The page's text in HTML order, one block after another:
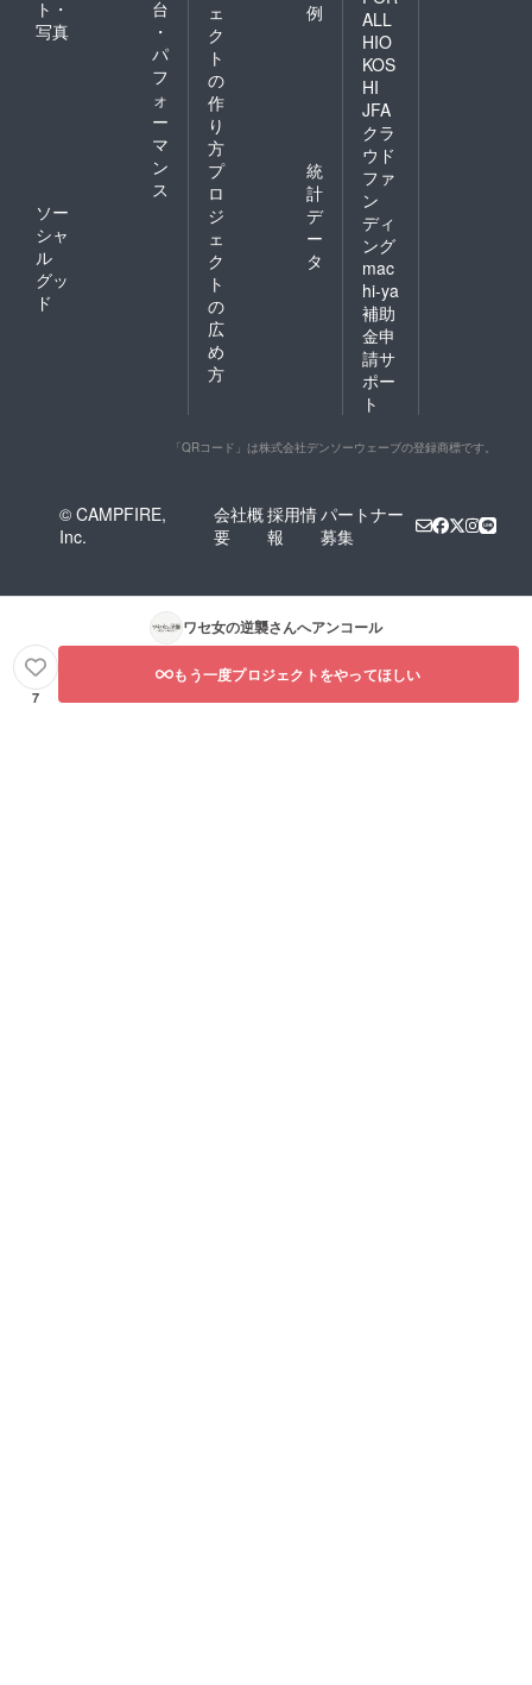
ト・
写真
台
・
パ
フ
ォ
ー
マ
ン
ス
ソー
シャ
ル
グッ
ド
ェ
ク
ト
の
作
り
方
例
プ
ロ
ジ
ェ
ク
ト
の
広
め
方
統
計
デ
ー
タ
ALL
HIO
KOS
HI
JFA
クラ
ウド
ファ
ン
ディ
ング
mac
hi-ya
補助
金申
請サ
ポー
ト
「QRコード」は株式会社デンソーウェーブの登録商標です。
© CAMPFIRE,
Inc.
会社概
要
採用情
報
パートナー
募集
ワセ女の逆襲さんへアンコール
7
もう一度プロジェクトをやってほしい